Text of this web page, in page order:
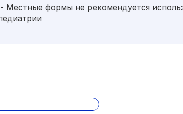
- Местные формы не рекомендуется